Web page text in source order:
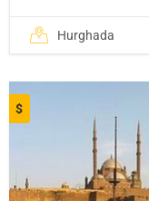
Hurghada
$